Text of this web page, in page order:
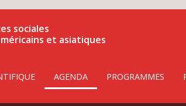
sociales
et asiatiques
AGENDA PROGRAMMES